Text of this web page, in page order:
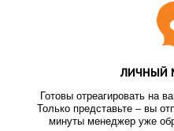
ЛИЧНЫЙ
Готовы отреагировать на
Только представьте – вы
минуты менеджер уже